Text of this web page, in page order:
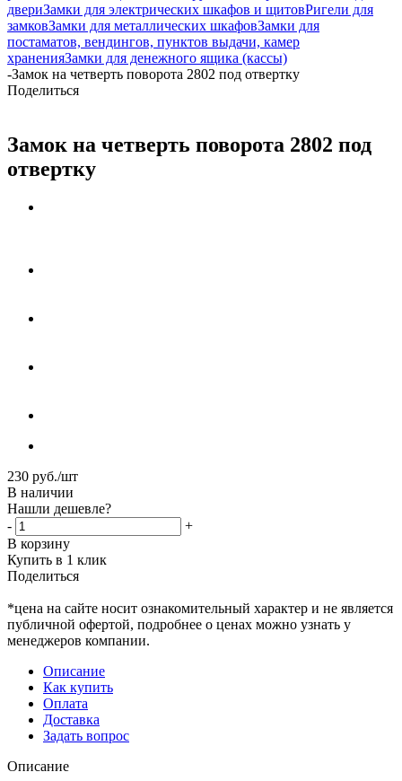
двериЗамки для электрических шкафов и щитовРигели для
замковЗамки для металлических шкафовЗамки для
постаматов, вендингов, пунктов выдачи, камер
храненияЗамки для денежного ящика (кассы)
-Замок на четверть поворота 2802 под отвертку
Поделиться
Замок на четверть поворота 2802 под
отвертку
230 руб./шт
В наличии
Нашли дешевле?
-
+
В корзину
Купить в 1 клик
Поделиться
*цена на сайте носит ознакомительный характер и не является
публичной офертой, подробнее о ценах можно узнать у
менеджеров компании.
Описание
Как купить
Оплата
Доставка
Задать вопрос
Описание